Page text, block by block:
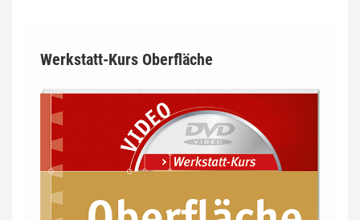
Werkstatt-Kurs Oberfläche